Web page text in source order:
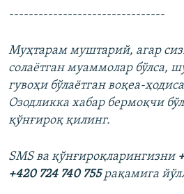
--------------------------------
Муҳтарам муштарий, агар
солаётган муаммолар бўлса,
гувоҳи бўлаётган воқеа-
Озодликка хабар бермоқчи
қўнғироқ қилинг.
SMS ва қўнғироқларингизни
+420 724 740 755рақамига